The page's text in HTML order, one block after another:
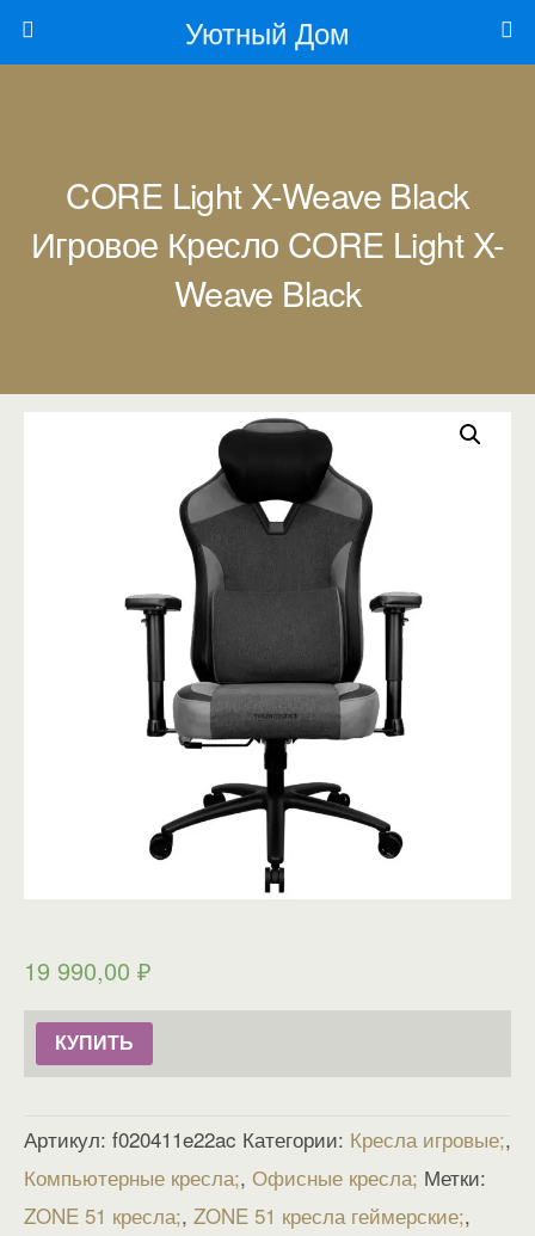
Уютный Дом
CORE Light X-Weave Black
Игровое Кресло CORE Light X-
Weave Black
19 990,00 ₽
КУПИТЬ
Артикул: f020411e22ac Категории: Кресла игровые ,
Компьютерные кресла , Офисные кресла Метки:
ZONE 51 кресла , ZONE 51 кресла геймерские ,